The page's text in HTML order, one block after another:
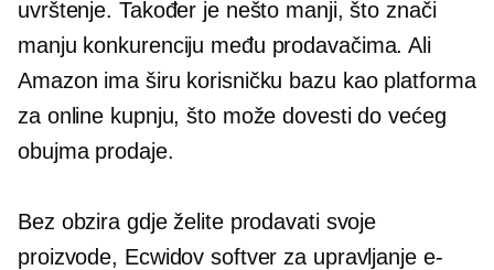
uvrštenje. Također je nešto manji, što znači
manju konkurenciju među prodavačima. Ali
Amazon ima širu korisničku bazu kao platforma
za online kupnju, što može dovesti do većeg
obujma prodaje.
Bez obzira gdje želite prodavati svoje
proizvode, Ecwidov softver za upravljanje e-